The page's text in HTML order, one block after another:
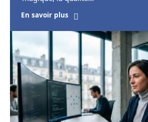
En savoir plus